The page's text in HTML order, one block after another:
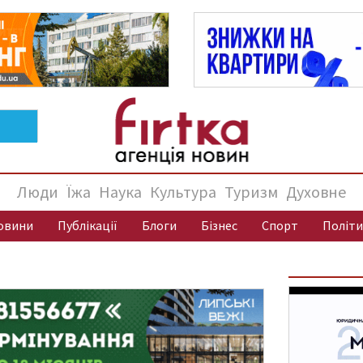
Люди Їжа Наука Культура Туризм Духовне
Публікації Блоги Бізнес Спорт